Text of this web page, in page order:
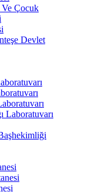
Ve Çocuk
Devlet
Laboratuvarı